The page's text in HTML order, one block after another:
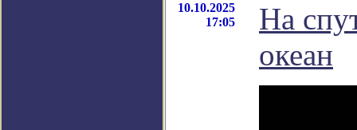
10.10.2025
17:05
На
океан